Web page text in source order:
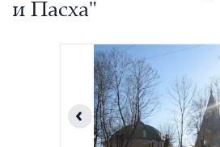
и Пасха"